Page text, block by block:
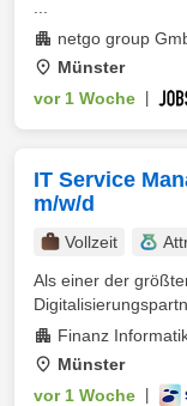
netgo group
Münster
vor 1 Woche
IT Service
m/w/d
Vollzeit
Als einer der
Finanz
Münster
vor 1 Woche